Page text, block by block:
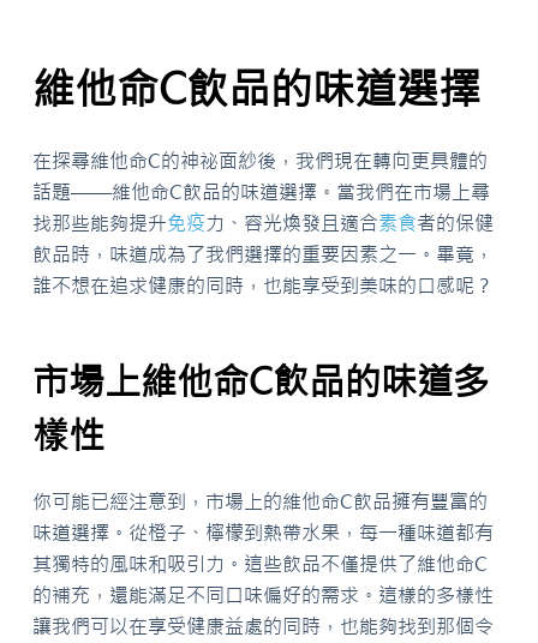
維他命C飲品的味道選擇
在探尋維他命C的神祕面紗後，我們現在轉向更具體的
話題——維他命C飲品的味道選擇。當我們在市場上尋
找那些能夠提升免疫力、容光煥發且適合素食者的保健
飲品時，味道成為了我們選擇的重要因素之一。畢竟，
誰不想在追求健康的同時，也能享受到美味的口感呢？
市場上維他命C飲品的味道多
樣性
你可能已經注意到，市場上的維他命C飲品擁有豐富的
味道選擇。從橙子、檸檬到熱帶水果，每一種味道都有
其獨特的風味和吸引力。這些飲品不僅提供了維他命C
的補充，還能滿足不同口味偏好的需求。這樣的多樣性
讓我們可以在享受健康益處的同時，也能夠找到那個令